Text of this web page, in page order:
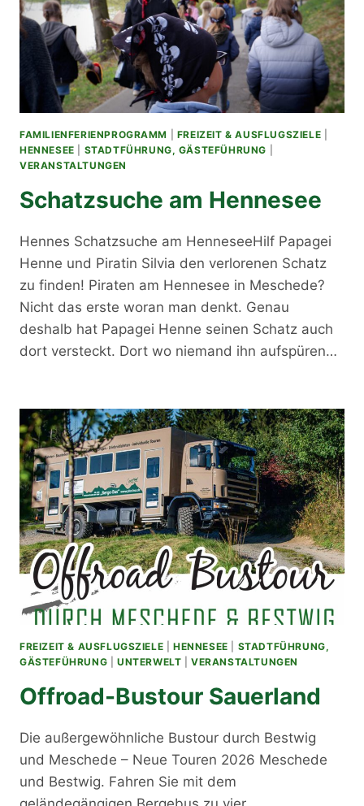
FAMILIENFERIENPROGRAMM FREIZEIT & AUSFLUGSZIELE
HENNESEE
STADTFÜHRUNG, GÄSTEFÜHRUNG
VERANSTALTUNGEN
Schatzsuche am Hennesee
Hennes Schatzsuche am HenneseeHilf Papagei
Henne und Piratin Silvia den verlorenen Schatz
zu finden! Piraten am Hennesee in Meschede?
Nicht das erste woran man denkt. Genau
deshalb hat Papagei Henne seinen Schatz auch
dort versteckt. Dort wo niemand ihn aufspüren…
FREIZEIT & AUSFLUGSZIELE |HENNESEE
STADTFÜHRUNG,
GÄSTEFÜHRUNG
UNTERWELT |VERANSTALTUNGEN
Offroad-Bustour Sauerland
Die außergewöhnliche Bustour durch Bestwig
und Meschede – Neue Touren 2026 Meschede
und Bestwig. Fahren Sie mit dem